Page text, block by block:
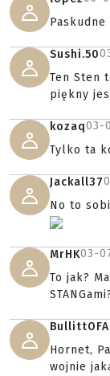
Sushi.50
Ten Sten
piękny
kozaq03-
Tylko ta
Jackall37
No to
MrHK03-
To jak?
BullittOFA
Hornet,
wojnie